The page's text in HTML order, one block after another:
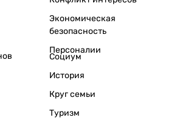
Экономическая
безопасность
Персоналии
Социум
История
Круг семьи
Туризм